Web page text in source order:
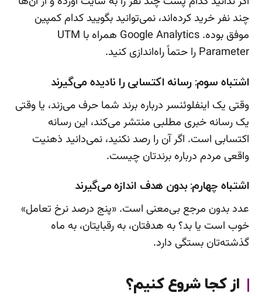
چند نفر خرید کرده‌اند، نمی‌توانید بگویید کدام کمپین
موفق بوده. Google Analytics همراه با UTM
Parameter را حتماً راه‌اندازی کنید.
اشتباه سوم: رسانه اکتسابی را نادیده می‌گیرند
وقتی یک اینفلوئنسر درباره برند شما حرف می‌زند، یا وقتی
یک رسانه خبری مطلبی منتشر می‌کند، این رسانه
اکتسابی است. اگر آن را رصد نکنید، نمی‌دانید ذهنیت
واقعی مردم درباره برندتان چیست.
اشتباه چهارم: بدون هدف اندازه می‌گیرند
عدد بدون مرجع بی‌معنی است. «پنج درصد نرخ تعامل»
خوب است یا بد؟ به هدفتان، به رقبایتان، به ماه
گذشته‌تان بستگی دارد.
از کجا شروع کنیم؟